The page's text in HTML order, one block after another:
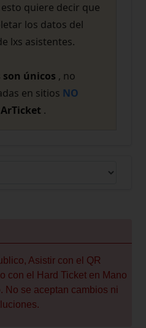
esto quiere decir que
los datos del
lxs asistentes.
son únicos , no
en sitios NO
ArTicket .
Asistir con el QR
con el Hard Ticket en Mano
No se aceptan cambios ni